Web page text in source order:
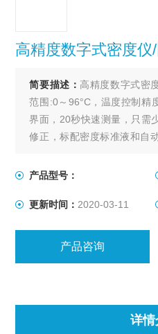
高精度数字式密度仪
简要描述： 高精度数字式密
范围:0～96°C，温度控制精
界面，20秒快速测量，只需
修正，标配密度标准液和自
度对浓度换算表、、、等优点
产品型号：
更新时间： 2020-03-11
产品咨询
详情